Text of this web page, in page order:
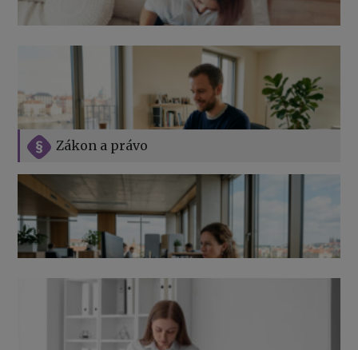
Zákon a právo
Jak na podnikání při rodičovské dovolené
Přehledy pro OSSZ a zdravotní pojišťovny – jak na ně
v roce 2026